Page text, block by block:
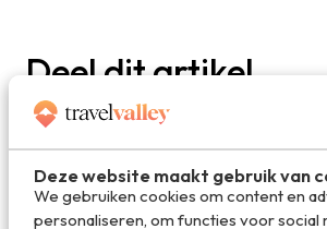
Deze website maakt gebruik van
We gebruiken cookies om content en
personaliseren, om functies voor social
Deel dit artikel